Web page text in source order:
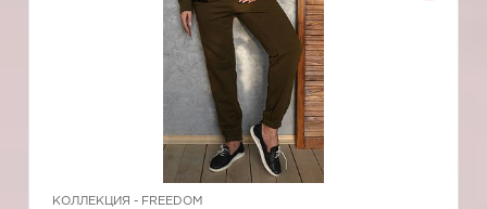
КОЛЛЕКЦИЯ - FREEDOM